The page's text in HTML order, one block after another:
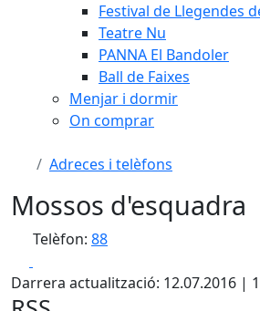
Festival de Llegendes
Teatre Nu
PANNA El Bandoler
Ball de Faixes
Menjar i dormir
On comprar
Adreces i telèfons
Mossos d'esquadra
Telèfon: 88
Darrera actualització: 12.07.2016 |